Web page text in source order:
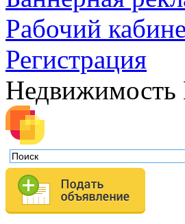
Рабочий
Регистрация
Недвижимость